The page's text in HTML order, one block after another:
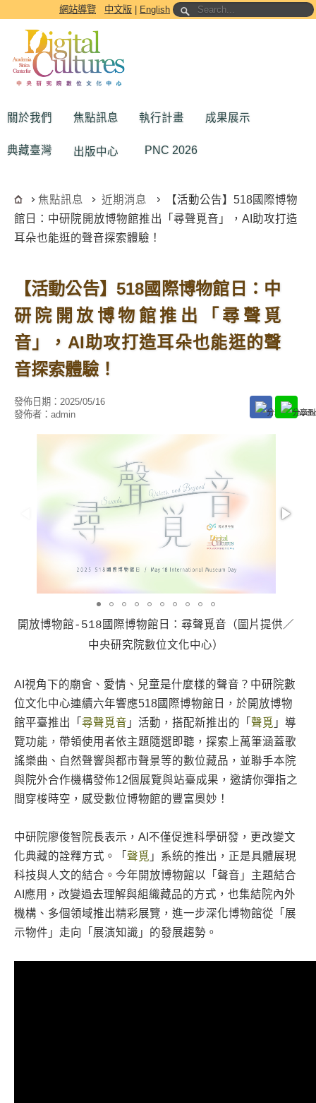
跳到主要內容區塊網站導覽 中文版 English
關於我們 焦點訊息 執行計畫 成果展示
典藏臺灣 出版中心 PNC 2026
焦點訊息 近期消息
【活動公告】518國際博物
館日：中研院開放博物館推出「尋聲覓音」，AI助攻打造
耳朵也能逛的聲音探索體驗！
【活動公告】518國際博物館日：中
研院開放博物館推出「尋聲覓
音」，AI助攻打造耳朵也能逛的聲
音探索體驗！
發佈日期： 2025/05/16
發佈者： admin
開放博物館-518國際博物館日：尋聲覓音（圖片提供／
中央研究院數位文化中心）
AI視角下的廟會、愛情、兒童是什麼樣的聲音？中研院數
位文化中心連續六年響應518國際博物館日，於開放博物
館平臺推出「 尋聲覓音 」活動，搭配新推出的「 聲覓 」導
覽功能，帶領使用者依主題隨選即聽，探索上萬筆涵蓋歌
謠樂曲、自然聲響與都市聲景等的數位藏品，並聯手本院
與院外合作機構發佈12個展覽與站臺成果，邀請你彈指之
間穿梭時空，感受數位博物館的豐富奧妙！
中研院廖俊智院長表示，AI不僅促進科學研發，更改變文
化典藏的詮釋方式。「 聲覓 」系統的推出，正是具體展現
科技與人文的結合。今年開放博物館以「聲音」主題結合
AI應用，改變過去理解與組織藏品的方式，也集結院內外
機構、多個領域推出精彩展覽，進一步深化博物館從「展
示物件」走向「展演知識」的發展趨勢。